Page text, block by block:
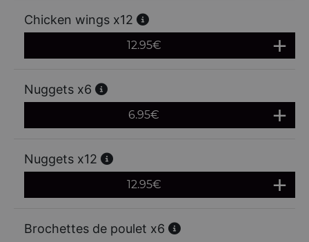
Chicken wings x12
12.95€
Nuggets x6
6.95€
Nuggets x12
12.95€
Brochettes de poulet x6